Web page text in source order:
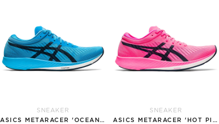
SNEAKER
ASICS METARACER 'OCEAN BLUE'
SNEAKER
ASICS METARACER 'HOT PINK'